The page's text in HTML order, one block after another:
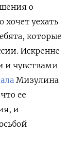
о
уехать
которые
Искренне
и чувствами
Мизулина
ее
и